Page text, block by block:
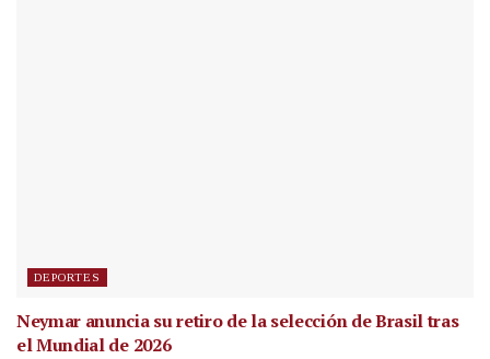
DEPORTES
Neymar anuncia su retiro de la selección de Brasil tras
el Mundial de 2026